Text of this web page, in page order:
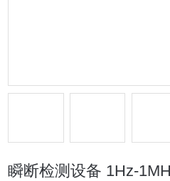
瞬断检测设备 1Hz-